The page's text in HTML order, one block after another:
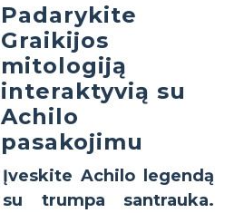
Padarykite
Graikijos
mitologiją
interaktyvią su
Achilo
pasakojimu
Įveskite Achilo legendą
su trumpa santrauka.